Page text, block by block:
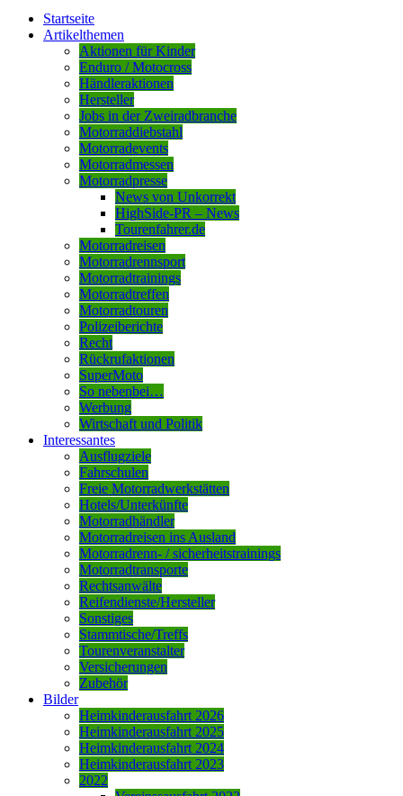
Startseite
Artikelthemen
Aktionen für Kinder
Enduro / Motocross
Händleraktionen
Hersteller
Jobs in der Zweiradbranche
Motorraddiebstahl
Motorradevents
Motorradmessen
Motorradpresse
News von Unkorrekt
HighSide-PR – News
Tourenfahrer.de
Motorradreisen
Motorradrennsport
Motorradtrainings
Motorradtreffen
Motorradtouren
Polizeiberichte
Recht
Rückrufaktionen
SuperMoto
So nebenbei…
Werbung
Wirtschaft und Politik
Interessantes
Ausflugziele
Fahrschulen
Freie Motorradwerkstätten
Hotels/Unterkünfte
Motorradhändler
Motorradreisen ins Ausland
Motorradrenn- / sicherheitstrainings
Motorradtransporte
Rechtsanwälte
Reifendienste/Hersteller
Sonstiges
Stammtische/Treffs
Tourenveranstalter
Versicherungen
Zubehör
Bilder
Heimkinderausfahrt 2026
Heimkinderausfahrt 2025
Heimkinderausfahrt 2024
Heimkinderausfahrt 2023
2022